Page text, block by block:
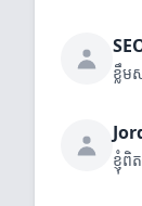
ខ្លឹ
ខ្ញុំ